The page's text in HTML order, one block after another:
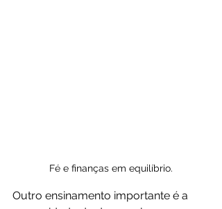
Fé e finanças em equilíbrio.
Outro ensinamento importante é a